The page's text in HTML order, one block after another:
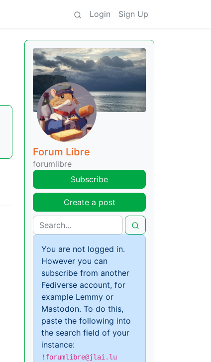
Login Sign Up
Forum Libre
forumlibre
Subscribe
Create a post
You are not logged in.
However you can
subscribe from another
Fediverse account, for
example Lemmy or
Mastodon. To do this,
paste the following into
the search field of your
instance:
!forumlibre@jlai.lu